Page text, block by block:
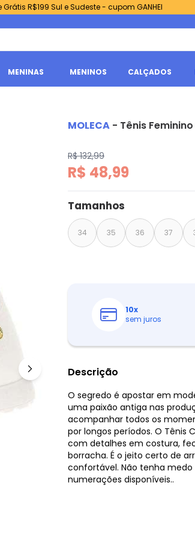
Grátis R$199 Sul e Sudeste - cupom GANHEI
MENINAS MENINOS CALÇADOS
MOLECA - Tênis
R$ 132,99
R$ 48,99
Tamanhos
34 35 36 37
10x
sem juros
Descrição
O segredo é apostar em
uma paixão antiga nas
acompanhar todos os
por longos períodos. O Tênis
com detalhes em costura,
borracha. É o jeito certo de
confortável. Não tenha medo
numerações disponíveis..